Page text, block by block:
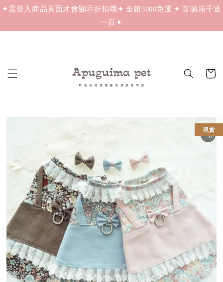
✦需登入商品頁面才會顯示折扣哦✦ 全館3000免運 ✦ 首購滿千送
一百✦
現貨